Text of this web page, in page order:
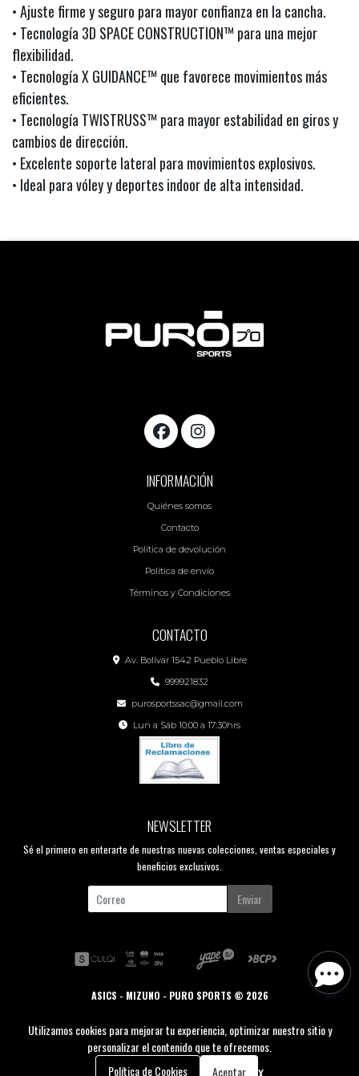
• Ajuste firme y seguro para mayor confianza en la cancha.
• Tecnología 3D SPACE CONSTRUCTION™ para una mejor
flexibilidad.
• Tecnología X GUIDANCE™ que favorece movimientos más
eficientes.
• Tecnología TWISTRUSS™ para mayor estabilidad en giros y
cambios de dirección.
• Excelente soporte lateral para movimientos explosivos.
• Ideal para vóley y deportes indoor de alta intensidad.
INFORMACIÓN
Quiénes somos
Contacto
Política de devolución
Política de envío
Términos y Condiciones
CONTACTO
Av. Bolívar 1542 Pueblo Libre
999921832
purosportssac@gmail.com
Lun a Sáb 10:00 a 17:30hrs
NEWSLETTER
Sé el primero en enterarte de nuestras nuevas colecciones, ventas especiales y
beneficios exclusivos.
Enviar
ASICS - MIZUNO - PURO SPORTS © 2026
0
Utilizamos cookies para mejorar tu experiencia, optimizar nuestro sitio y
personalizar el contenido que te ofrecemos.
Política de Cookies
Aceptar x